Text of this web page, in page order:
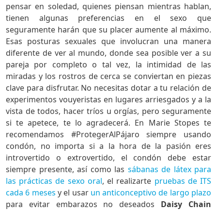
pensar en soledad, quienes piensan mientras hablan,
tienen algunas preferencias en el sexo que
seguramente harán que su placer aumente al máximo.
Esas posturas sexuales que involucran una manera
diferente de ver al mundo, donde sea posible ver a su
pareja por completo o tal vez, la intimidad de las
miradas y los rostros de cerca se conviertan en piezas
clave para disfrutar. No necesitas dotar a tu relación de
experimentos vouyeristas en lugares arriesgados y a la
vista de todos, hacer tríos u orgías, pero seguramente
si te apetece, te lo agradecerá. En Marie Stopes te
recomendamos #ProtegerAlPájaro siempre usando
condón, no importa si a la hora de la pasión eres
introvertido o extrovertido, el condón debe estar
siempre presente, así como las sábanas de látex para
las prácticas de sexo oral, el realizarte pruebas de ITS
cada 6 meses y el usar un anticonceptivo de largo plazo
para evitar embarazos no deseados Daisy Chain